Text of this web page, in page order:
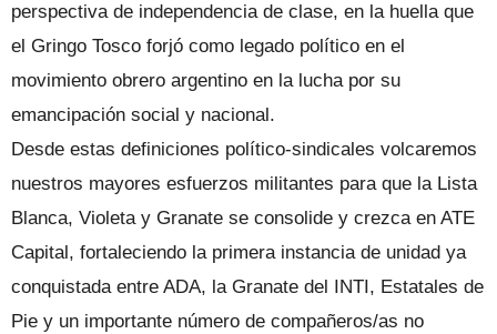
perspectiva de independencia de clase, en la huella que
el Gringo Tosco forjó como legado político en el
movimiento obrero argentino en la lucha por su
emancipación social y nacional.
Desde estas definiciones político-sindicales volcaremos
nuestros mayores esfuerzos militantes para que la Lista
Blanca, Violeta y Granate se consolide y crezca en ATE
Capital, fortaleciendo la primera instancia de unidad ya
conquistada entre ADA, la Granate del INTI, Estatales de
Pie y un importante número de compañeros/as no